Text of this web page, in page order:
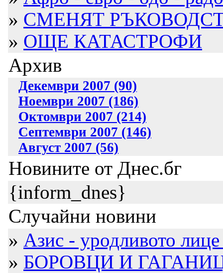
» СМЕНЯТ
» ОЩЕ КАТАСТРОФИ
Архив
Декември 2007 (90)
Ноември 2007 (186)
Октомври 2007 (214)
Септември 2007 (146)
Август 2007 (56)
Новините от Днес.бг
{inform_dnes}
Случайни новини
» Азис - уродливото
» БОРОВЦИ И